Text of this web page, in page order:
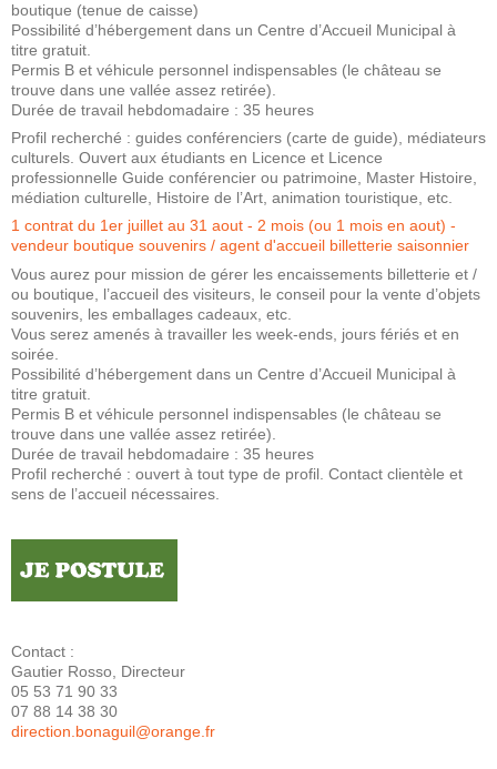
boutique (tenue de caisse)
Possibilité d’hébergement dans un Centre d’Accueil Municipal à
titre gratuit.
Permis B et véhicule personnel indispensables (le château se
trouve dans une vallée assez retirée).
Durée de travail hebdomadaire : 35 heures
Profil recherché : guides conférenciers (carte de guide), médiateurs
culturels. Ouvert aux étudiants en Licence et Licence
professionnelle Guide conférencier ou patrimoine, Master Histoire,
médiation culturelle, Histoire de l’Art, animation touristique, etc.
1 contrat du 1er juillet au 31 aout - 2 mois (ou 1 mois en aout) -
vendeur boutique souvenirs / agent d'accueil billetterie saisonnier
Vous aurez pour mission de gérer les encaissements billetterie et /
ou boutique, l’accueil des visiteurs, le conseil pour la vente d’objets
souvenirs, les emballages cadeaux, etc.
Vous serez amenés à travailler les week-ends, jours fériés et en
soirée.
Possibilité d’hébergement dans un Centre d’Accueil Municipal à
titre gratuit.
Permis B et véhicule personnel indispensables (le château se
trouve dans une vallée assez retirée).
Durée de travail hebdomadaire : 35 heures
Profil recherché : ouvert à tout type de profil. Contact clientèle et
sens de l’accueil nécessaires.
Contact :
Gautier Rosso, Directeur
05 53 71 90 33
07 88 14 38 30
direction.bonaguil@orange.fr